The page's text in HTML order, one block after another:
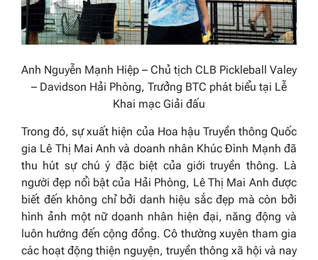
Anh Nguyễn Mạnh Hiệp – Chủ tịch CLB Pickleball Valey
– Davidson Hải Phòng, Trưởng BTC phát biểu tại Lễ
Khai mạc Giải đấu
Trong đó, sự xuất hiện của Hoa hậu Truyền thông Quốc
gia Lê Thị Mai Anh và doanh nhân Khúc Đình Mạnh đã
thu hút sự chú ý đặc biệt của giới truyền thông. Là
người đẹp nổi bật của Hải Phòng, Lê Thị Mai Anh được
biết đến không chỉ bởi danh hiệu sắc đẹp mà còn bởi
hình ảnh một nữ doanh nhân hiện đại, năng động và
luôn hướng đến cộng đồng. Cô thường xuyên tham gia
các hoạt động thiện nguyện, truyền thông xã hội và nay